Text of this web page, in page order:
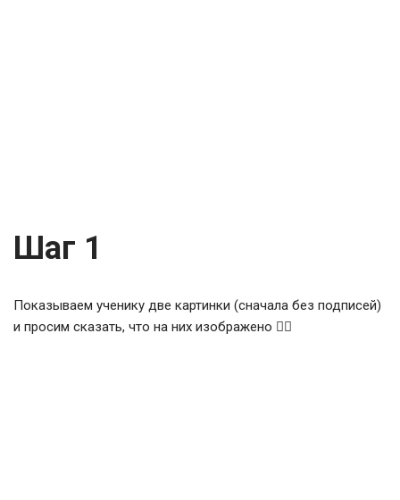
Шаг 1
Показываем ученику две картинки (сначала без подписей)
и просим сказать, что на них изображено 👇🏻